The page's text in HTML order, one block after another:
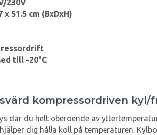
230V
x 51.5 cm (BxDxH)
till -20°C
kompressordriven kyl/
där du helt oberoende av
dig hålla koll på temperaturen.